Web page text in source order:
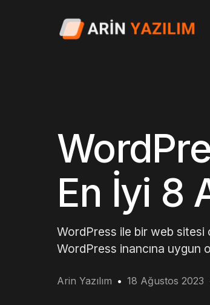
En İyi 8
WordPress ile bir web sitesi
WordPress inancına
Arin Yazılım 18 Ağustos 2023